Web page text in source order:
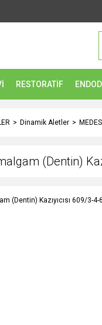
RESTORATİF
Dinamik Aletler
(Dentin)